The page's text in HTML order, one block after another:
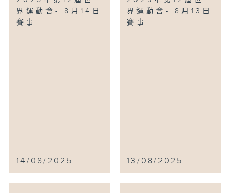
界運動會- 8月14日
賽事
14/08/2025
界運動會- 8月13日
賽事
13/08/2025